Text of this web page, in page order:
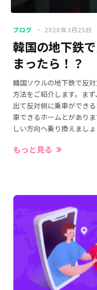
ブログ 2020年3月25日
韓国の地下鉄
まったら！？
韓国ソウルの地下鉄で反
方法をご紹介します。ま
出て反対側に乗車ができ
車できるホームとがあり
しい方向へ乗り換えましょ
もっと見る